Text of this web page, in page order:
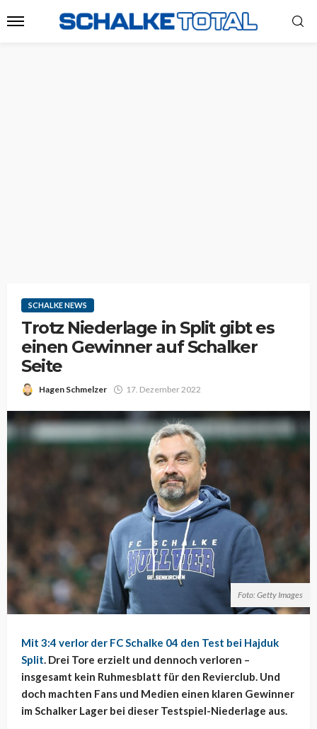
SCHALKE NEWS
Trotz Niederlage in Split gibt es
einen Gewinner auf Schalker
Seite
Hagen Schmelzer 17. Dezember 2022
Foto: Getty Images
Mit 3:4 verlor der FC Schalke 04 den Test bei Hajduk
Split. Drei Tore erzielt und dennoch verloren –
insgesamt kein Ruhmesblatt für den Revierclub. Und
doch machten Fans und Medien einen klaren Gewinner
im Schalker Lager bei dieser Testspiel-Niederlage aus.